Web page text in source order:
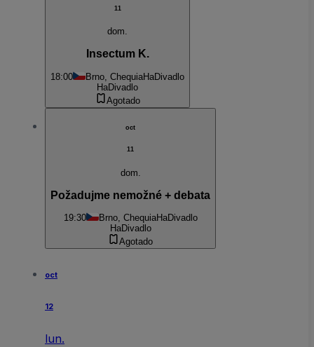
11
dom.
Insectum K.
18:00 Brno, ChequiaHaDivadlo
HaDivadlo
Agotado
oct
11
dom.
Požadujme nemožné + debata
19:30 Brno, ChequiaHaDivadlo
HaDivadlo
Agotado
oct
12
lun.